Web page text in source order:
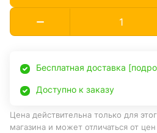
Бесплатная доставка
Доступно к заказу
Цена действительна только для
магазина и может отличаться от